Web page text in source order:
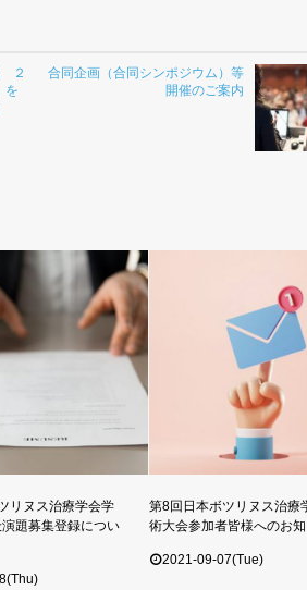
２
を
合同企画（合同シンポジウム）等
開催のご案内
リヌス治療学会学
題募集登録につい
第8回日本ボツリヌス治療
術大会参加者皆様へのお
2021-09-07(Tue)